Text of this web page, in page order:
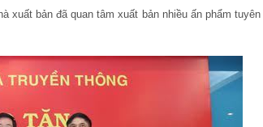
xuất bản đã quan tâm xuất bản nhiều ấn phẩm